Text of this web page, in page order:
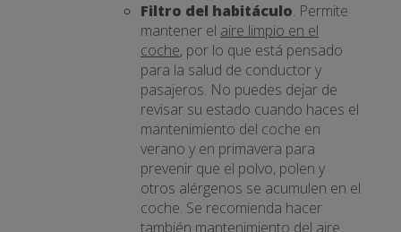
Filtro del habitáculo. Permite
mantener el aire limpio en el
coche, por lo que está pensado
para la salud de conductor y
pasajeros. No puedes dejar de
revisar su estado cuando haces el
mantenimiento del coche en
verano y en primavera para
prevenir que el polvo, polen y
otros alérgenos se acumulen en el
coche. Se recomienda hacer
también mantenimiento del aire